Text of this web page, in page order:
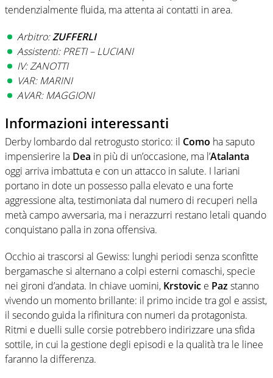
tendenzialmente fluida, ma attenta ai contatti in area.
Arbitro:ZUFFERLI
Assistenti: PRETI – LUCIANI
IV: ZANOTTI
VAR: MARINI
AVAR: MAGGIONI
Informazioni interessanti
Derby lombardo dal retrogusto storico: il Como ha saputo
impensierire la Dea in più di un’occasione, ma l’Atalanta
oggi arriva imbattuta e con un attacco in salute. I lariani
portano in dote un possesso palla elevato e una forte
aggressione alta, testimoniata dal numero di recuperi nella
metà campo avversaria, ma i nerazzurri restano letali quando
conquistano palla in zona offensiva.
Occhio ai trascorsi al Gewiss: lunghi periodi senza sconfitte
bergamasche si alternano a colpi esterni comaschi, specie
nei gironi d’andata. In chiave uomini, Krstovic e Pazstanno
vivendo un momento brillante: il primo incide tra gol e assist,
il secondo guida la rifinitura con numeri da protagonista.
Ritmi e duelli sulle corsie potrebbero indirizzare una sfida
sottile, in cui la gestione degli episodi e la qualità tra le linee
faranno la differenza.